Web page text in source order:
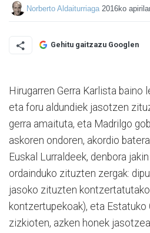
Norberto Aldaiturriaga 2016ko
Gehitu gaitzazu Googlen
Hirugarren Gerra Karlista baino
eta foru aldundiek jasotzen
gerra amaituta, eta Madrilgo
askoren ondoren, akordio
Euskal Lurraldeek, denbora
ordainduko zituzten zergak:
jasoko zituzten
kontzertupekoak), eta Estatuko
zizkioten, azken honek